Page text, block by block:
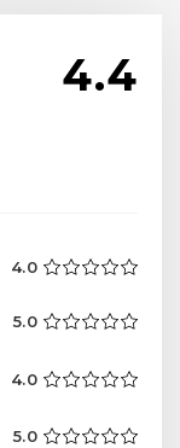
4.4
4.0
5.0
4.0
5.0